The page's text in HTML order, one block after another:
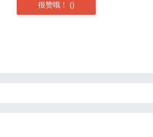
很赞哦！ ()